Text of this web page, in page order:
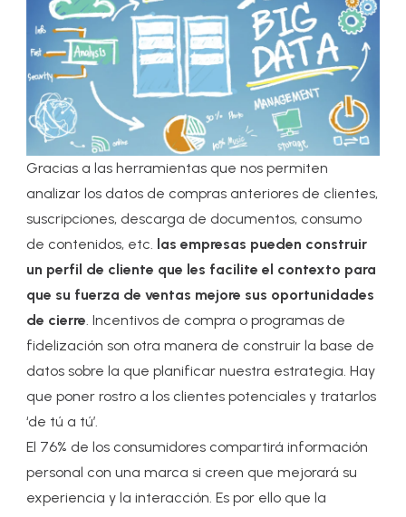
Gracias a las herramientas que nos permiten
analizar los datos de compras anteriores de clientes,
suscripciones, descarga de documentos, consumo
de contenidos, etc. las empresas pueden construir
un perfil de cliente que les facilite el contexto para
que su fuerza de ventas mejore sus oportunidades
de cierre. Incentivos de compra o programas de
fidelización son otra manera de construir la base de
datos sobre la que planificar nuestra estrategia. Hay
que poner rostro a los clientes potenciales y tratarlos
‘de tú a tú’.
El 76% de los consumidores compartirá información
personal con una marca si creen que mejorará su
experiencia y la interacción. Es por ello que la